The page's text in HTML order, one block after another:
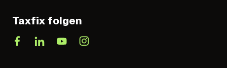
Taxfix folgen